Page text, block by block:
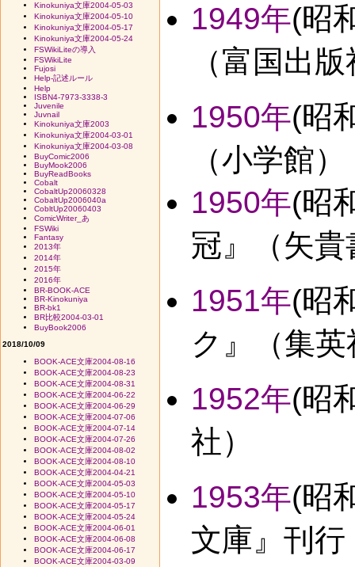
1949年(昭
（富国出
1950年(昭
（小学館）
1950年(昭
冠』（矢貴
1951年(昭
ク』（集
1952年(昭
社）
1953年(昭
文庫』刊
Kinokuniya文庫2004-05-03
Kinokuniya文庫2004-05-10
Kinokuniya文庫2004-05-17
Kinokuniya文庫2004-05-24
FSWikiLiteの導入
FSWikiLite
Fujosi
Help-記述ルール
Help
ISBN4-7973-3338-3
Juvenile
Juvnail
Kinokuniya文庫2003
Kinokuniya文庫2004-03-01
Kinokuniya文庫2004-03-08
BuyComic2006
BuyMook2006
BuyReadBooks
Cobalt
CobaltUp20060328
CobaltUp2006040a
CobltUp20060403
ComicWriter_あ
FSWiki
Fantasy
2013年
2014年
2015年
2016年
BR-BOOK-ACE
BR-Kinokuniya
BR-bk1
BR比較2004-03-01
BuyBook2006
2018/10/09
BOOK-ACE文庫2004-08-16
BOOK-ACE文庫2004-08-23
BOOK-ACE文庫2004-08-31
BOOK-ACE文庫2004-06-22
BOOK-ACE文庫2004-06-29
BOOK-ACE文庫2004-07-06
BOOK-ACE文庫2004-07-14
BOOK-ACE文庫2004-07-26
BOOK-ACE文庫2004-08-02
BOOK-ACE文庫2004-08-10
BOOK-ACE文庫2004-04-21
BOOK-ACE文庫2004-05-03
BOOK-ACE文庫2004-05-10
BOOK-ACE文庫2004-05-17
BOOK-ACE文庫2004-05-24
BOOK-ACE文庫2004-06-01
BOOK-ACE文庫2004-06-08
BOOK-ACE文庫2004-06-17
BOOK-ACE文庫2004-03-09